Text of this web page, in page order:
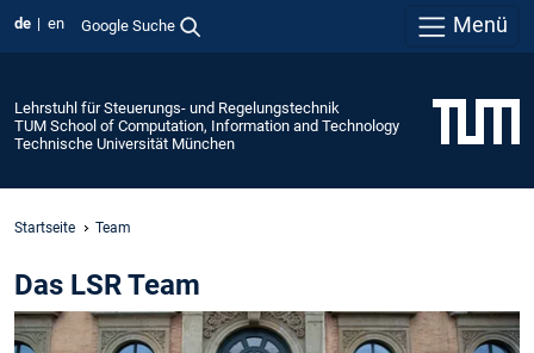
de en Google Suche Menü
Lehrstuhl für Steuerungs- und Regelungstechnik
TUM School of Computation, Information and Technology
Technische Universität München
Startseite Team
Das LSR Team